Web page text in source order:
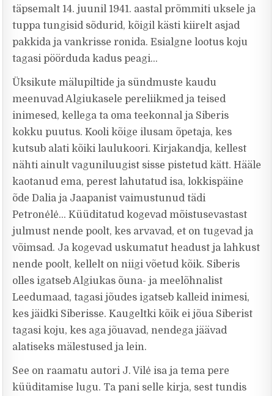
täpsemalt 14. juunil 1941. aastal prõmmiti uksele ja
tuppa tungisid sõdurid, kõigil kästi kiirelt asjad
pakkida ja vankrisse ronida. Esialgne lootus koju
tagasi pöörduda kadus peagi…
Üksikute mälupiltide ja sündmuste kaudu
meenuvad Algiukasele pereliikmed ja teised
inimesed, kellega ta oma teekonnal ja Siberis
kokku puutus. Kooli kõige ilusam õpetaja, kes
kutsub alati kõiki laulukoori. Kirjakandja, kellest
nähti ainult vaguniluugist sisse pistetud kätt. Hääle
kaotanud ema, perest lahutatud isa, lokkispäine
õde Dalia ja Jaapanist vaimustunud tädi
Petronėlė… Küüditatud kogevad mõistusevastast
julmust nende poolt, kes arvavad, et on tugevad ja
võimsad. Ja kogevad uskumatut headust ja lahkust
nende poolt, kellelt on niigi võetud kõik. Siberis
olles igatseb Algiukas õuna- ja meelõhnalist
Leedumaad, tagasi jõudes igatseb kalleid inimesi,
kes jäidki Siberisse. Kaugeltki kõik ei jõua Siberist
tagasi koju, kes aga jõuavad, nendega jäävad
alatiseks mälestused ja lein.
See on raamatu autori J. Vilė isa ja tema pere
küüditamise lugu. Ta pani selle kirja, sest tundis